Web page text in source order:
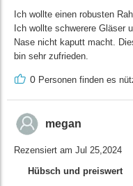
Ich wollte einen robusten
Ich wollte schwerere Gläser
Nase nicht kaputt macht.
bin sehr zufrieden.
0 Personen finden es
megan
Rezensiert am Jul 25,2024
Hübsch und preiswert